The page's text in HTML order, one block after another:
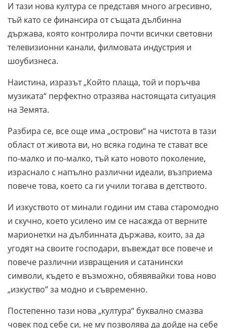
И тази нова култура се представя много агресивно,
тъй като се финансира от същата дълбинна
държава, която контролира почти всички световни
телевизионни канали, филмовата индустрия и
шоубизнеса.
Наистина, изразът „Който плаща, той и поръчва
музиката“ перфектно отразява настоящата ситуация
на Земята.
Разбира се, все още има „острови“ на чистота в тази
област от живота ви, но всяка година те стават все
по-малко и по-малко, тъй като новото поколение,
израснало с напълно различни идеали, възприема
повече това, което са ги учили тогава в детството.
И изкуството от минали години им става старомодно
и скучно, което усилено им се насажда от верните
марионетки на дълбинната държава, които, за да
угодят на своите господари, въвеждат все повече и
повече различни извращения и сатанински
символи, където е възможно, обявявайки това ново
„изкуство” за модно и съвременно.
Постепенно тази нова „култура“ буквално смазва
човек под себе си, не му позволява да дойде на себе